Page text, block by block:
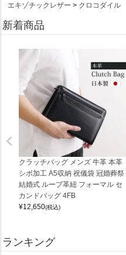
エキゾチックレザー
クロコダイル
新着商品
クラッチバッグ メンズ 牛革 本革
シボ加工 A5収納 祝儀袋 冠婚葬祭
結婚式 ループ革紐 フォーマル セ
カンドバッグ 4FB
¥12,650(税込)
ランキング